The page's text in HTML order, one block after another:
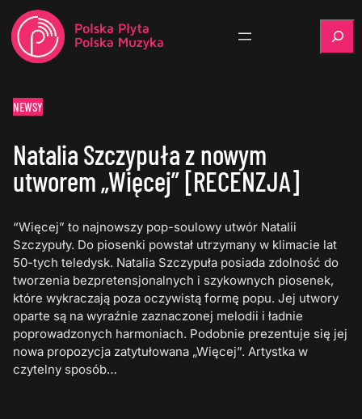
NEWSY
Natalia Szczypuła z nowym
utworem „Więcej” [RECENZJA]
“Więcej” to najnowszy pop-soulowy utwór Natalii
Szczypuły. Do piosenki powstał utrzymany w klimacie lat
50-tych teledysk. Natalia Szczypuła posiada zdolność do
tworzenia bezpretensjonalnych i szykownych piosenek,
które wykraczają poza oczywistą formę popu. Jej utwory
oparte są na wyraźnie zaznaczonej melodii i ładnie
poprowadzonych harmoniach. Podobnie prezentuje się jej
nowa propozycja zatytułowana „Więcej”. Artystka w
czytelny sposób…